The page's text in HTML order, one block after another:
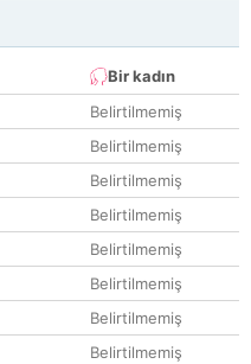
Bir kadın
Belirtilmemiş
Belirtilmemiş
Belirtilmemiş
Belirtilmemiş
Belirtilmemiş
Belirtilmemiş
Belirtilmemiş
Belirtilmemiş